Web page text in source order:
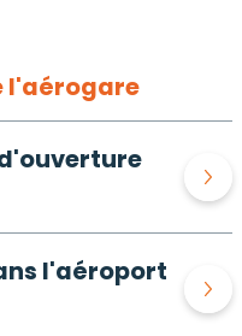
l'aérogare
l'aéroport